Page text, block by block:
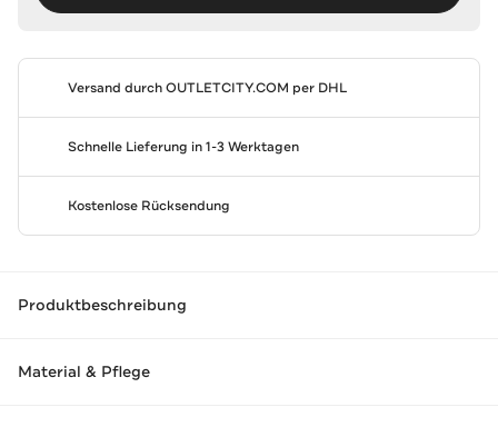
Versand durchOUTLETCITY.COM per DHL
Schnelle Lieferung in 1-3 Werktagen
Kostenlose Rücksendung
Produktbeschreibung
Material & Pflege